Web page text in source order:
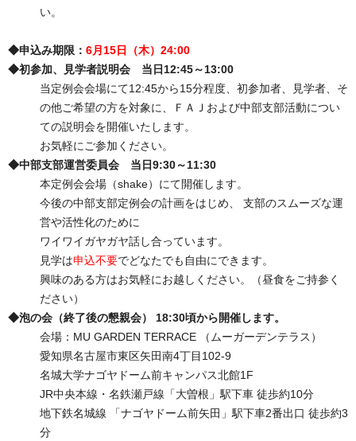
い。
◆申込み期限： 6月15日（木）24:00
◆初参加、見学者説明会 当日12:45～13:00
当定例会会場にて12:45から15分程度、初参加者、見学者、そ
の他ご希望の方を対象に、ＦＡＪおよび中部支部活動につい
ての説明会を開催いたします。
お気軽にご参加ください。
◆中部支部運営委員会 当日9:30～11:30
本定例会会場（shake）にて開催します。
今後の中部支部定例会の計画をはじめ、 支部のスムーズな運
営や活性化のために
ワイワイガヤガヤ話し合っています。
見学は申込不要でどなたでも自由にできます。
興味のある方はお気軽にお越しください。（昼食をご持参く
ださい）
◆泡の会（終了後の懇親会） 18:30頃から開催します。
会場：MU GARDEN TERRACE （ムーガーデンテラス）
愛知県名古屋市東区矢田南4丁目102-9
名城大学ナゴヤドーム前キャンパス北館1F
JR中央本線・名鉄瀬戸線「大曽根」駅下車 徒歩約10分
地下鉄名城線 「ナゴヤドーム前矢田」駅下車2番出口 徒歩約3
分